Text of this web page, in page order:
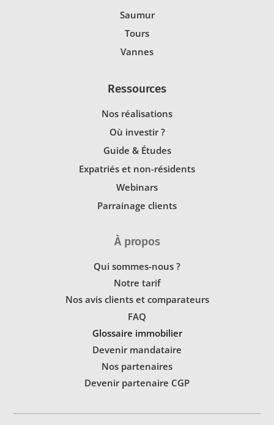
Saumur
Tours
Vannes
Ressources
Nos réalisations
Où investir ?
Guide & Études
Expatriés et non-résidents
Webinars
Parrainage clients
À propos
Qui sommes-nous ?
Notre tarif
Nos avis clients et comparateurs
FAQ
Glossaire immobilier
Devenir mandataire
Nos partenaires
Devenir partenaire CGP